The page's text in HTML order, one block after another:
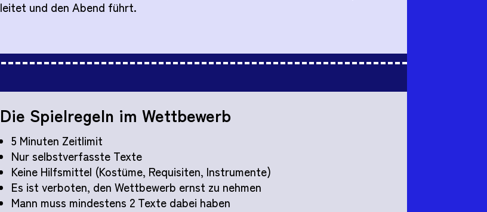
leitet und den Abend führt.
Die Spielregeln im Wettbewerb
5 Minuten Zeitlimit
Nur selbstverfasste Texte
Keine Hilfsmittel (Kostüme, Requisiten, Instrumente)
Es ist verboten, den Wettbewerb ernst zu nehmen
Mann muss mindestens 2 Texte dabei haben